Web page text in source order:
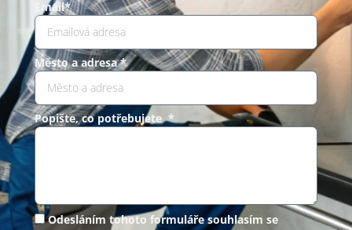
Email*
Město a adresa *
Popište, co potřebujete *
Odesláním tohoto formuláře souhlasím se